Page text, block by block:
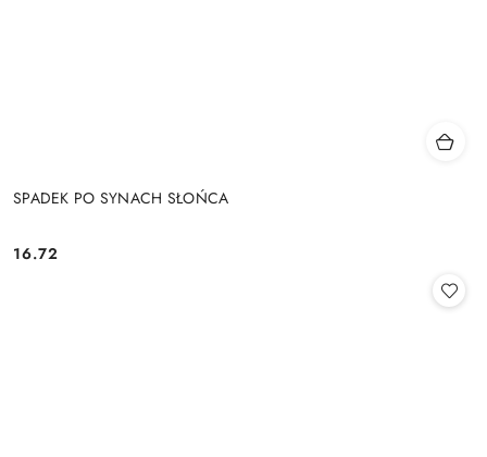
SPADEK PO SYNACH SŁOŃCA
Cena:
16.72